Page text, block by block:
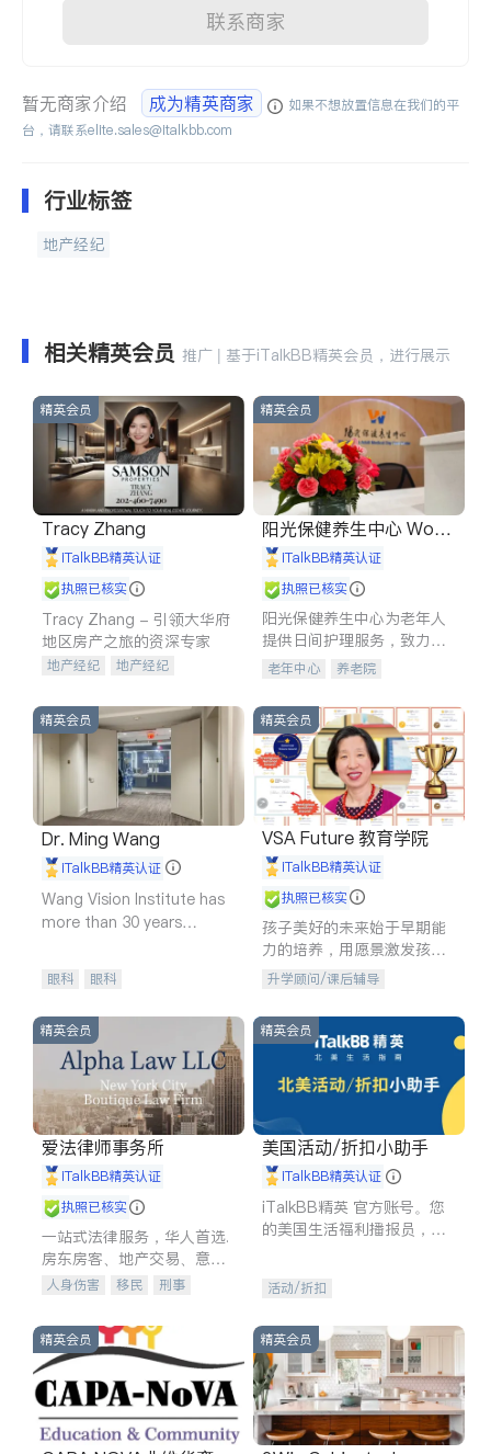
联系商家
暂无商家介绍 成为精英商家
如果不想放置信息在我们的平
台，请联系elite.sales@italkbb.com
行业标签
地产经纪
相关精英会员 推广 | 基于iTalkBB精英会员，进行展示
精英会员
Tracy Zhang
iTalkBB精英认证
执照已核实
Tracy Zhang - 引领大华府
地区房产之旅的资深专家
地产经纪
地产经纪
商铺租售
开发商建商
精英会员
阳光保健养生中心 World
shine
iTalkBB精英认证
执照已核实
阳光保健养生中心为老年人
提供日间护理服务，致力于
通过持续的护理创新来有效
老年中心 养老院
精英会员
Dr. Ming Wang
iTalkBB精英认证
Wang Vision Institute has
more than 30 years
眼科 眼科
精英会员
VSA Future 教育学院
iTalkBB精英认证
执照已核实
孩子美好的未来始于早期能
力的培养，用愿景激发孩子
的学习潜力和动力。理念：
拥有成长型心态是成功的基
石。
升学顾问/课后辅导
精英会员
爱法律师事务所
iTalkBB精英认证
执照已核实
一站式法律服务，华人首选.
房东房客、地产交易、意外
伤害、车祸重伤、商业诉
建筑合同、刑事案件全包办
人身伤害 移民
刑事
信托/遗嘱
商业
索赔
律师-其它 保释
精英会员
美国活动/折扣小助手
iTalkBB精英认证
iTalkBB精英 官方账号。您
的美国生活福利播报员，精
专属福利。
活动/折扣
精英会员 精英会员